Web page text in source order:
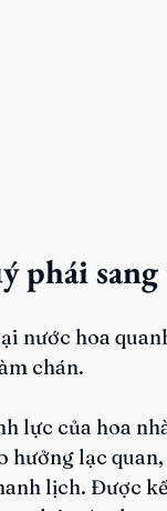
phái
nước hoa
chán.
lực của hoa
hưởng lạc
lịch. Được